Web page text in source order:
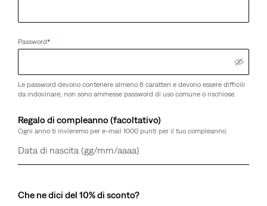
Password*
Le password devono contenere almeno 8 caratteri e devono essere difficili
da indovinare; non sono ammesse password di uso comune o rischiose.
Regalo di compleanno (facoltativo)
Ogni anno ti invieremo per e-mail 1000 punti per il tuo compleanno.
Giorno
Mese
Anno
Che ne dici del 10% di sconto?